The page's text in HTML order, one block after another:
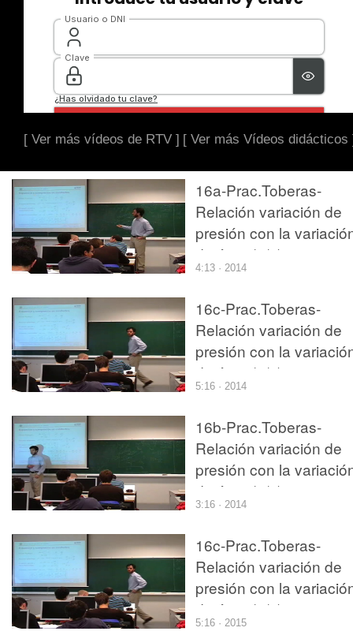
[ Ver más vídeos de RTV ] [ Ver más Vídeos didácticos
16a-Prac.Toberas-
Relación variación de
presión con la
de área (1/3)
4:13 · 2014
16c-Prac.Toberas-
Relación variación de
presión con la
de área (3/3)
5:16 · 2014
16b-Prac.Toberas-
Relación variación de
presión con la
de área (2/3)
3:16 · 2014
16c-Prac.Toberas-
Relación variación de
presión con la
de área (3/3)
5:16 · 2015